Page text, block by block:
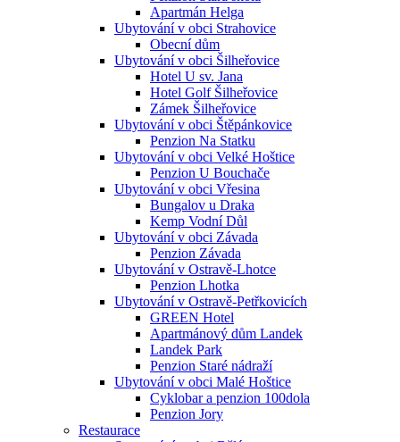
Apartmán Helga
Ubytování v obci Strahovice
Obecní dům
Ubytování v obci Šilheřovice
Hotel U sv. Jana
Hotel Golf Šilheřovice
Zámek Šilheřovice
Ubytování v obci Štěpánkovice
Penzion Na Statku
Ubytování v obci Velké Hoštice
Penzion U Bouchače
Ubytování v obci Vřesina
Bungalov u Draka
Kemp Vodní Důl
Ubytování v obci Závada
Penzion Závada
Ubytování v Ostravě-Lhotce
Penzion Lhotka
Ubytování v Ostravě-Petřkovicích
GREEN Hotel
Apartmánový dům Landek
Landek Park
Penzion Staré nádraží
Ubytování v obci Malé Hoštice
Cyklobar a penzion 100dola
Penzion Jory
Restaurace